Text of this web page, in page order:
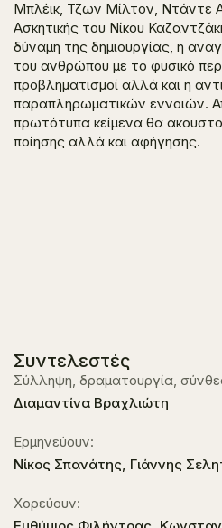
Μπλέικ, Τζων Μίλτον, Ντάντε
Ασκητικής του Νίκου
δύναμη της δημιουργίας, η
του ανθρώπου με το φυσικό
προβληματισμοί αλλά και η
παραπληρωματικών εννοιών.
πρωτότυπα κείμενα θα
ποίησης αλλά και αφήγησης.
Συντελεστές
Σύλληψη, δραματουργία,
Διαμαντίνα Βραχλιώτη
Ερμηνεύουν:
Νίκος Σπανάτης, Γιάννης
Χορεύουν: